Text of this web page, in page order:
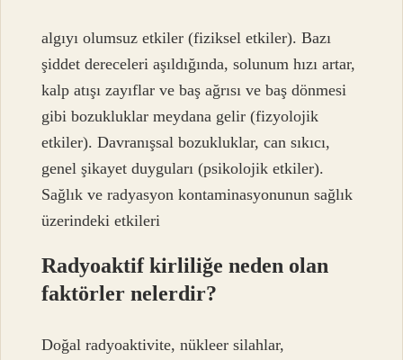
algıyı olumsuz etkiler (fiziksel etkiler). Bazı
şiddet dereceleri aşıldığında, solunum hızı artar,
kalp atışı zayıflar ve baş ağrısı ve baş dönmesi
gibi bozukluklar meydana gelir (fizyolojik
etkiler). Davranışsal bozukluklar, can sıkıcı,
genel şikayet duyguları (psikolojik etkiler).
Sağlık ve radyasyon kontaminasyonunun sağlık
üzerindeki etkileri
Radyoaktif kirliliğe neden olan
faktörler nelerdir?
Doğal radyoaktivite, nükleer silahlar,